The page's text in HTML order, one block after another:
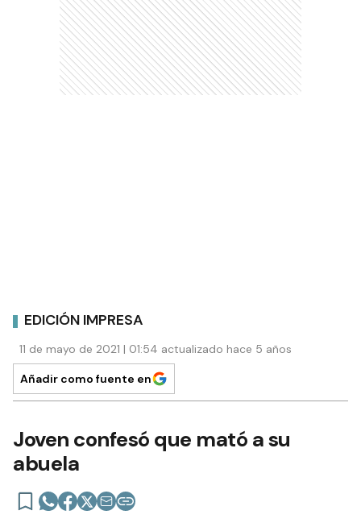
EDICIÓN IMPRESA
11 de mayo de 2021 | 01:54 actualizado hace 5 años
Añadir como fuente en
Joven confesó que mató a su
abuela